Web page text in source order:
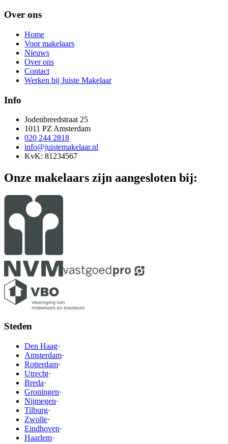
Over ons
Home
Voor makelaars
Nieuws
Over ons
Contact
Werken bij Juiste Makelaar
Info
Jodenbreedstraat 25
1011 PZ Amsterdam
020 244 2818
info@juistemakelaar.nl
KvK: 81234567
Onze makelaars zijn aangesloten bij:
Steden
Den Haag·
Amsterdam·
Rotterdam·
Utrecht·
Breda·
Groningen·
Nijmegen·
Tilburg·
Zwolle·
Eindhoven·
Haarlem·